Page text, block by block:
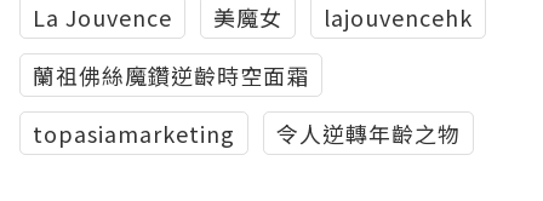
La Jouvence
美魔女
lajouvencehk
蘭祖佛絲魔鑽逆齡時空面霜
topasiamarketing
令人逆轉年齡之物